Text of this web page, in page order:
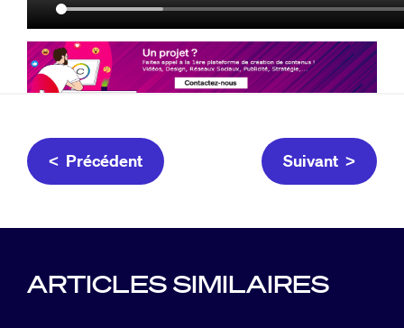
< Précédent Suivant >
ARTICLES SIMILAIRES